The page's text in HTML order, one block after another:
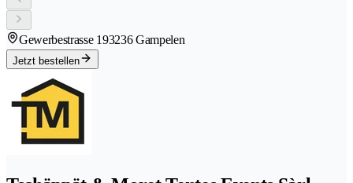
Gewerbestrasse 193236 Gampelen
Jetzt bestellen